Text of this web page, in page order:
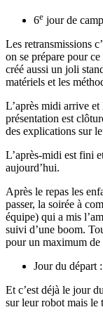
6e jour de
Les retransmissions
on se prépare pour
créé aussi un joli
matériels et les
L’après midi arrive
présentation est
des explications sur
L’après-midi est fini
aujourd’hui.
Après le repas les
passer, la soirée à
équipe) qui a mis
suivi d’une boom.
pour un maximum de
Jour du départ :
Et c’est déjà le jour
sur leur robot mais le